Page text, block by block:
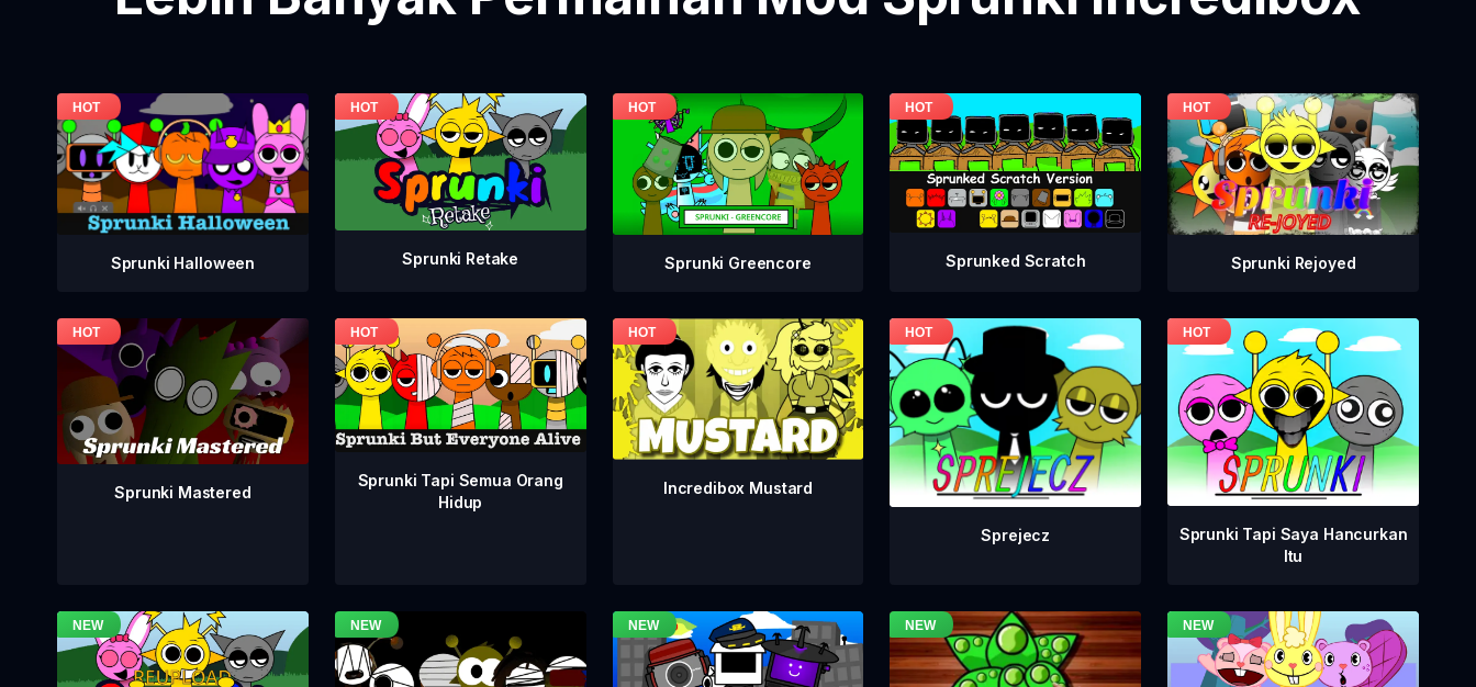
Sprunki Halloween Sprunki Retake Sprunki Greencore Sprunked Scratch Sprunki Rejoyed
Sprunki Mastered
Sprunki Tapi Semua Orang
Hidup
Incredibox Mustard
Sprejecz
Sprunki Tapi Saya Hancurkan
Itu